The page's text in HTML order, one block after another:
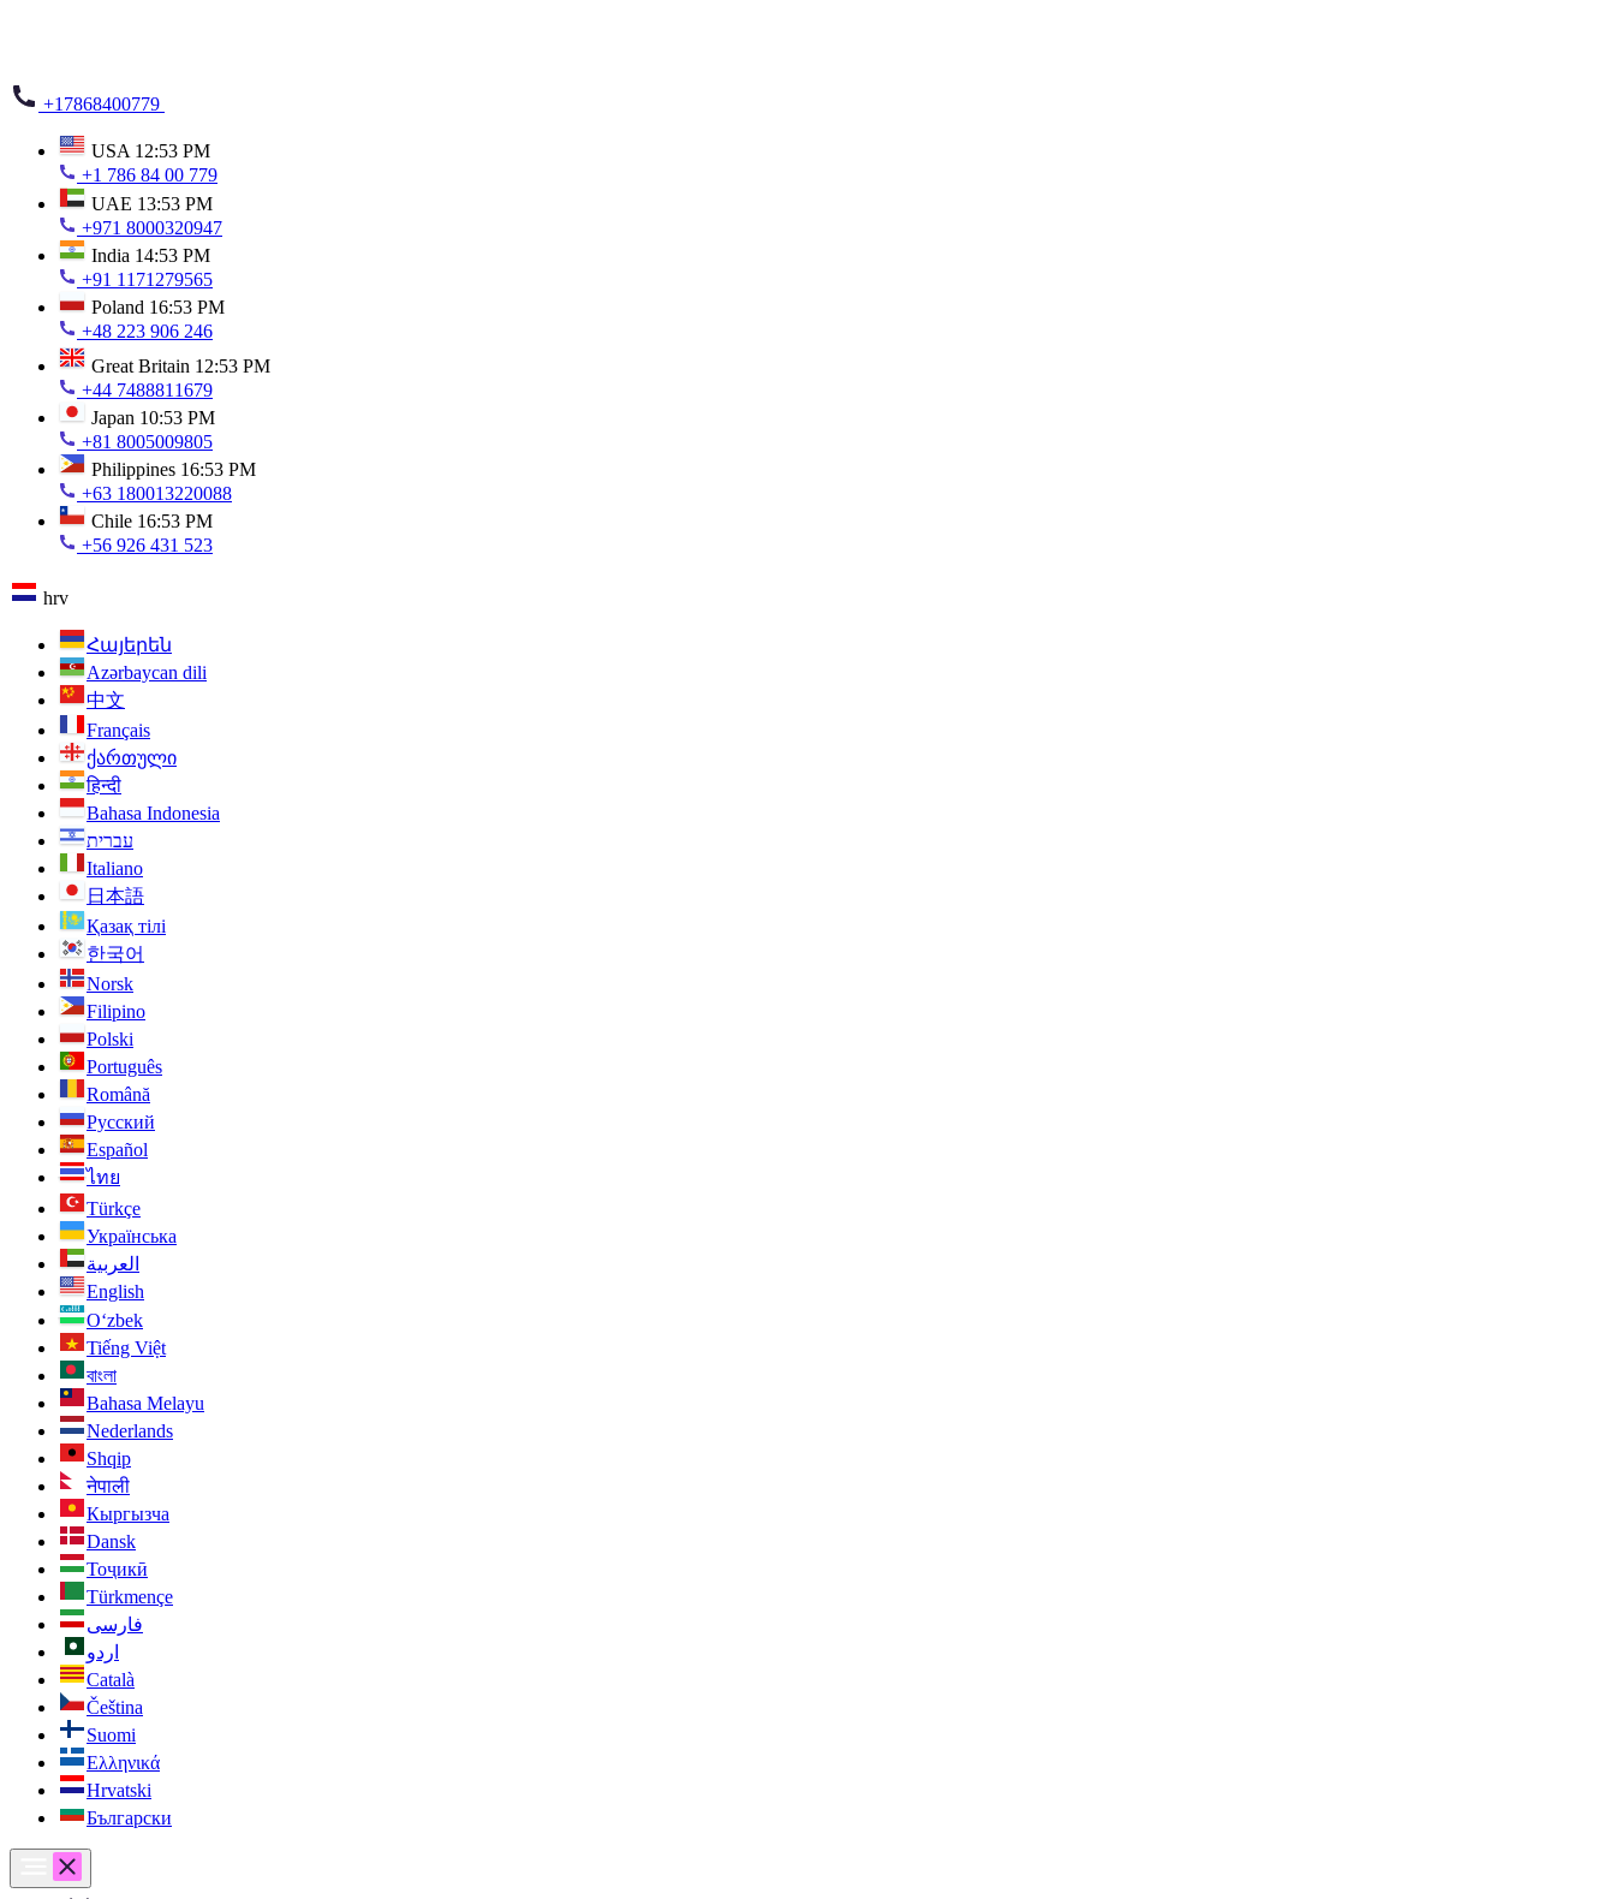
+17868400779
USA 12:53 PM
+1 786 84 00 779
UAE 13:53 PM
+971 8000320947
India 14:53 PM
+91 1171279565
Poland 16:53 PM
+48 223 906 246
Great Britain 12:53 PM
+44 7488811679
Japan 10:53 PM
+81 8005009805
Philippines 16:53 PM
+63 180013220088
Chile 16:53 PM
+56 926 431 523
hrv
Հայերեն
Azərbaycan dili
中文
Français
ქართული
हिन्दी
Bahasa Indonesia
עברית
Italiano
日本語
Қазақ тілі
한국어
Norsk
Filipino
Polski
Português
Română
Русский
Español
ไทย
Türkçe
Українська
العربية
English
O‘zbek
Tiếng Việt
বাংলা
Bahasa Melayu
Nederlands
Shqip
नेपाली
Кыргызча
Dansk
Тоҷикӣ
Türkmençe
فارسی
اردو
Català
Čeština
Suomi
Ελληνικά
Hrvatski
Български